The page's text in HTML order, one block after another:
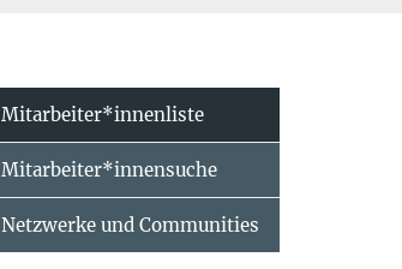
Mitarbeiter*innenliste
Mitarbeiter*innensuche
Netzwerke und Communities